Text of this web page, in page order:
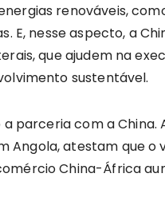
renováveis,
E, nesse aspecto, a
que ajudem na
sustentável.
parceria com a China.
Angola, atestam que
China-África